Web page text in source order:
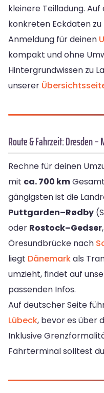
kleinere Teilladung.
konkreten Eckdaten zu
Anmeldung für deinen
kompakt und ohne
Hintergrundwissen zu
unserer
Route & Fahrzeit: Dresden –
Rechne für deinen
mit ca. 700 km
gängigsten ist die
Puttgarden–Rødby
oder Rostock–Gedser
Öresundbrücke nach
liegt Dänemarkals
umzieht, findet auf
passenden Infos.
Auf deutscher Seite
Lübeck, bevor es über
Inklusive
Fährterminal solltest du